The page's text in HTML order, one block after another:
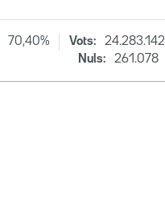
70,40% Vots: 24.283.142
Nuls:
261.078